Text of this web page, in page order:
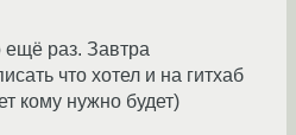
ещё раз. Завтра
что хотел и на гитхаб
кому нужно будет)